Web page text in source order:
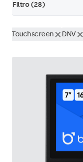
Filtro (28)
Touchscreen DNV